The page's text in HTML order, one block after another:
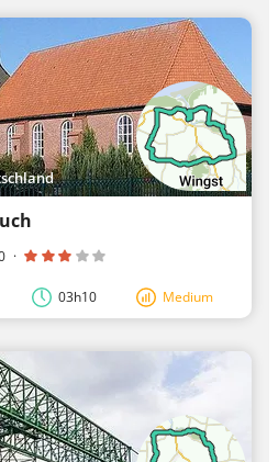
·
03h10 Medium